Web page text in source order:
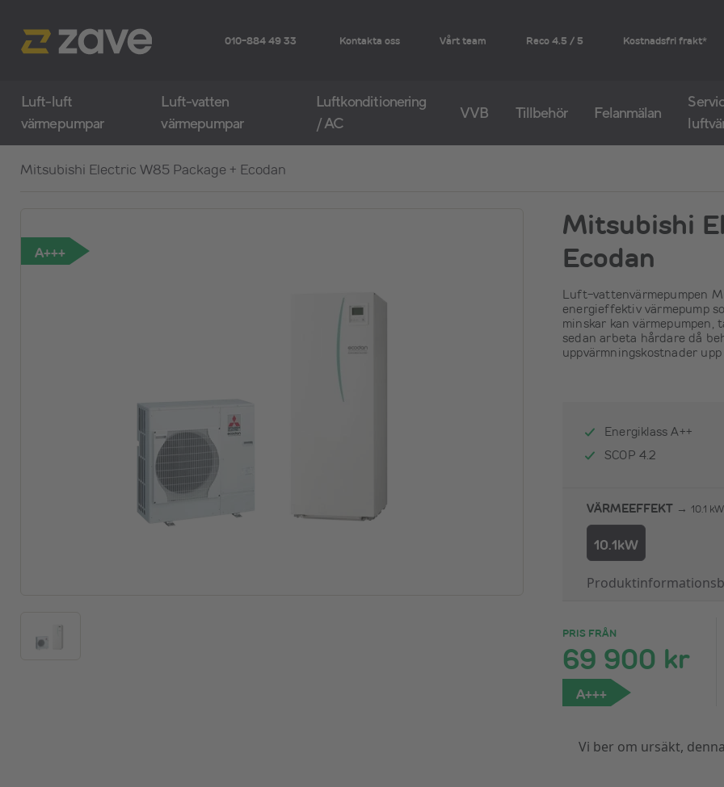
010-884 49 33 Kontakta oss Vårt team Reco 4.5 / 5 Kostnadsfri frakt*
Luft-luft
värmepumpar
Luft-vatten
värmepumpar
Luftkonditionering
/ AC
VVB Tillbehör Felanmälan
Mitsubishi Electric W85 Package + Ecodan
A+++
Mitsubishi
Ecodan
Luft-vattenvärmepumpen
energieffektiv värmepump
minskar kan värmepumpen,
sedan arbeta hårdare då
uppvärmningskostnader
Energiklass A++
SCOP 4.2
VÄRMEEFFEKT → 10.1
10.1kW
PRIS FRÅN
69 900 kr
A+++
Vi ber om ursäkt,